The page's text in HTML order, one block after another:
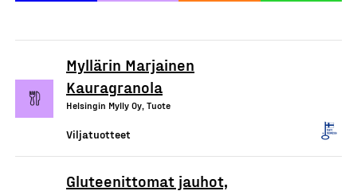
Myllärin Marjainen
Kauragranola
Helsingin Mylly Oy, Tuote
Viljatuotteet
Gluteenittomat jauhot,